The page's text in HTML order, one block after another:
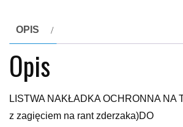
OPIS
Opis
LISTWA NAKŁADKA OCHRONNA NA
z zagięciem na rant zderzaka)DO